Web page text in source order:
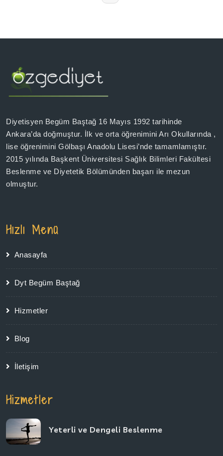
Diyetisyen Begüm Baştağ 16 Mayıs 1992 tarihinde
Ankara’da doğmuştur. İlk ve orta öğrenimini Arı Okullarında ,
lise öğrenimini Gölbaşı Anadolu Lisesi’nde tamamlamıştır.
2015 yılında Başkent Üniversitesi Sağlık Bilimleri Fakültesi
Beslenme ve Diyetetik Bölümünden başarı ile mezun
olmuştur.
Hızlı Menü
Anasayfa
Dyt Begüm Baştağ
Hizmetler
Blog
İletişim
Hizmetler
Yeterli ve Dengeli Beslenme